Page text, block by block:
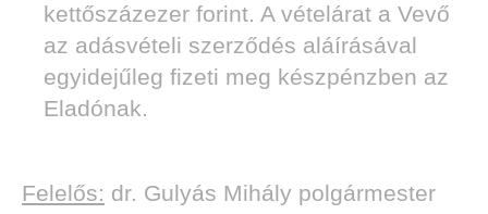
kettőszázezer forint. A vételárat a Vevő
az adásvételi szerződés aláírásával
egyidejűleg fizeti meg készpénzben az
Eladónak.
Felelős: dr. Gulyás Mihály polgármester